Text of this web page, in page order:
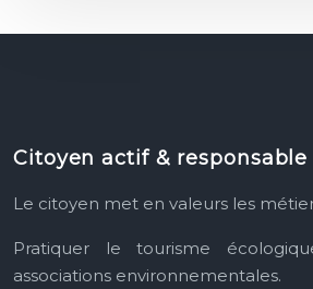
Citoyen actif & responsable
Le citoyen met en valeurs les
Pratiquer le tourisme
associations environnementales.